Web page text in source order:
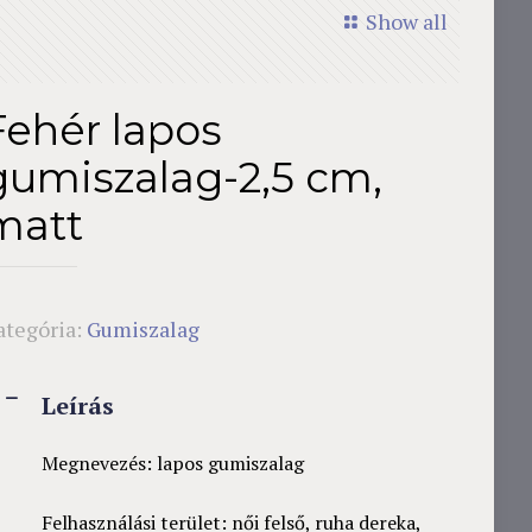
Show all
lapos
2,5 cm,
Gumiszalag
Leírás
Megnevezés: lapos gumiszalag
Felhasználási terület: női felső, ruha dereka,